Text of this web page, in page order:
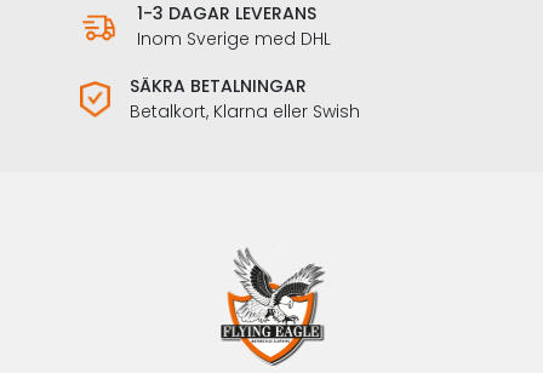
1-3 DAGAR LEVERANS
Inom Sverige med DHL
SÄKRA BETALNINGAR
Betalkort, Klarna eller Swish